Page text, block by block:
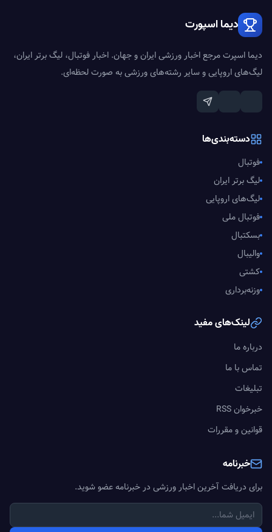
دیما اسپورت
دیما اسپرت مرجع اخبار ورزشی ایران و جهان. اخبار فوتبال، لیگ برتر ایران،
لیگ‌های اروپایی و سایر رشته‌های ورزشی به صورت لحظه‌ای.
دسته‌بندی‌ها
فوتبال
لیگ برتر ایران
لیگ‌های اروپایی
فوتبال ملی
بسکتبال
والیبال
کشتی
وزنه‌برداری
لینک‌های مفید
درباره ما
تماس با ما
تبلیغات
خبرخوان RSS
قوانین و مقررات
خبرنامه
برای دریافت آخرین اخبار ورزشی در خبرنامه عضو شوید.